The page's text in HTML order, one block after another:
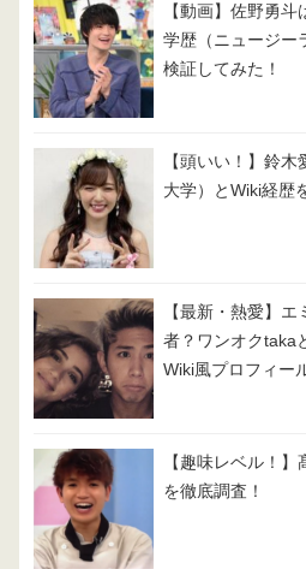
【動画】佐野勇
学歴（ニュージー
検証してみた！
【頭いい！】鈴
大学）とWiki経歴
【最新・熱愛】
者？ワンオクtaka
Wiki風プロフィー
【趣味レベル！
を徹底調査！